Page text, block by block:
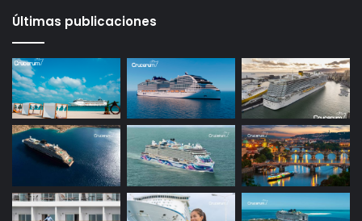
Últimas publicaciones